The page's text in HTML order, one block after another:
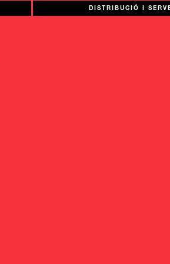
DISTRIBUCIÓ I